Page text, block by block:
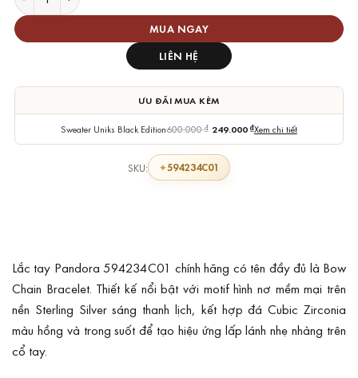
MUA NGAY
LIÊN HỆ
ƯU ĐÃI MUA KÈM
Sweater Uniks Black Edition600.000₫ 249.000 ₫Xem chi tiết
SKU: 594234C01
Lắc tay Pandora 594234C01 chính hãng có tên đầy đủ là Bow
Chain Bracelet. Thiết kế nổi bật với motif hình nơ mềm mại trên
nền Sterling Silver sáng thanh lịch, kết hợp đá Cubic Zirconia
màu hồng và trong suốt để tạo hiệu ứng lấp lánh nhẹ nhàng trên
cổ tay.